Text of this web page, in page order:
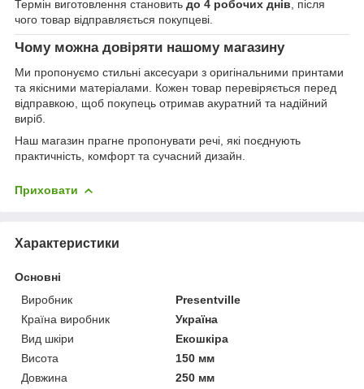
Термін виготовлення становить до 4 робочих днів , після
чого товар відправляється покупцеві.
Чому можна довіряти нашому магазину
Ми пропонуємо стильні аксесуари з оригінальними принтами
та якісними матеріалами. Кожен товар перевіряється перед
відправкою, щоб покупець отримав акуратний та надійний
виріб.
Наш магазин прагне пропонувати речі, які поєднують
практичність, комфорт та сучасний дизайн.
Приховати
Характеристики
Основні
Виробник
Presentville
Країна виробник
Україна
Вид шкіри
Екошкіра
Висота
150 мм
Довжина
250 мм